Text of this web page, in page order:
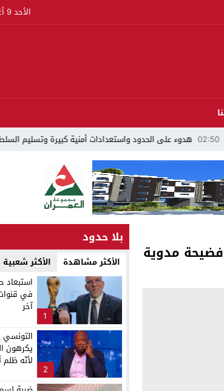
الأحد 9 أغسطس 2026 - 12:30 مساءً
الحدود واستعدادات أمنية كبيرة وتسليم السلطات الإسبانية ل 1500 شخص للسلطات المغربية.
فضيحة مدوية
بلا حدود
الأكثر مشاهدة الأكثر شعبية
1
استبعاد
في
آخر
2
التونسي
يكرهون
لأنّه ظلم